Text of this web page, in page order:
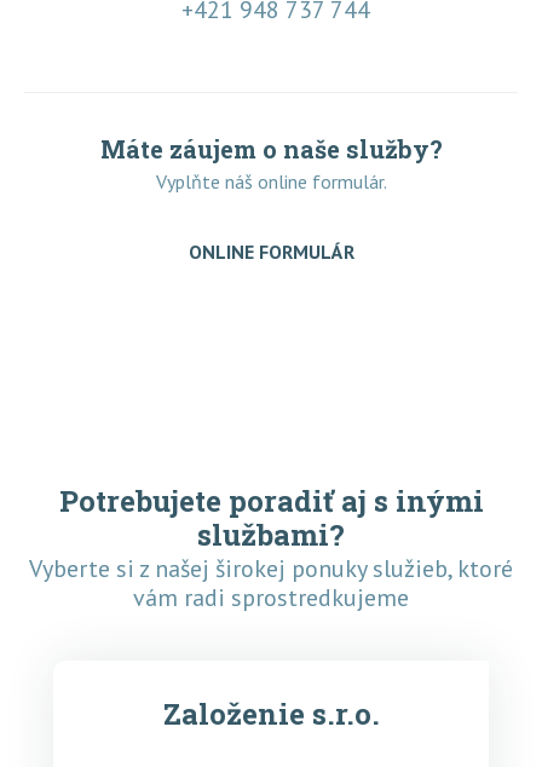
+421 948 737 744
Máte záujem o naše služby?
Vyplňte náš online formulár.
ONLINE FORMULÁR
Potrebujete poradiť aj s inými
službami?
Vyberte si z našej širokej ponuky služieb, ktoré
vám radi sprostredkujeme
Založenie s.r.o.